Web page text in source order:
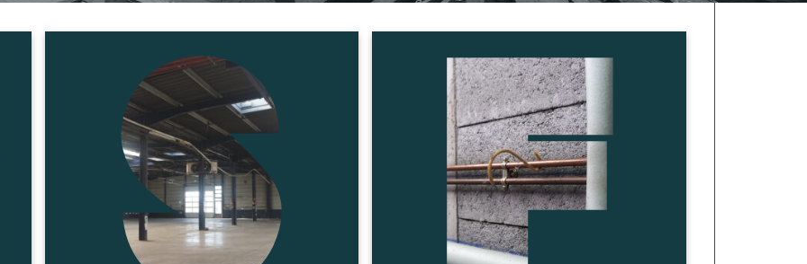
les matériaux sélectionnés
envoi ne vaut aucunement réservation.